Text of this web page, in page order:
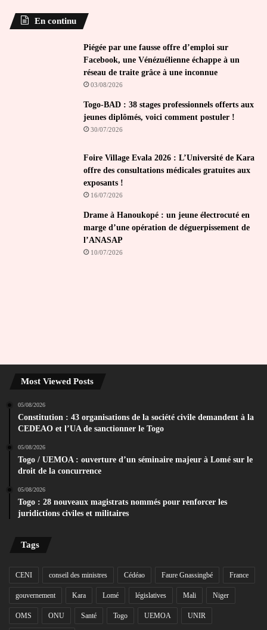
En continu
Piégée par une fausse offre d’emploi sur
Facebook, une Vénézuélienne échappe à un
réseau de traite grâce à une inconnue
03/08/2026
Togo-BAD : 38 stages professionnels offerts aux
jeunes diplômés, voici comment postuler !
30/07/2026
Foire Village Evala 2026 : L’Université de Kara
offre des consultations médicales gratuites aux
exposants !
16/07/2026
Drame à Hanoukopé : un jeune électrocuté en
marge d’une opération de déguerpissement de
l’ANASAP
10/07/2026
Most Viewed Posts
05/08/2026
Constitution : 43 organisations de la société civile demandent à la
CEDEAO et l’UA de sanctionner le Togo
05/08/2026
Togo / UEMOA : ouverture d’un séminaire majeur à Lomé sur le
droit de la concurrence
05/08/2026
Togo : 28 nouveaux magistrats nommés pour renforcer les
juridictions civiles et militaires
Tags
CENI conseil des ministres Cédéao Faure Gnassingbé France
gouvernement Kara Lomé législatives Mali Niger
OMS ONU Santé Togo UEMOA UNIR